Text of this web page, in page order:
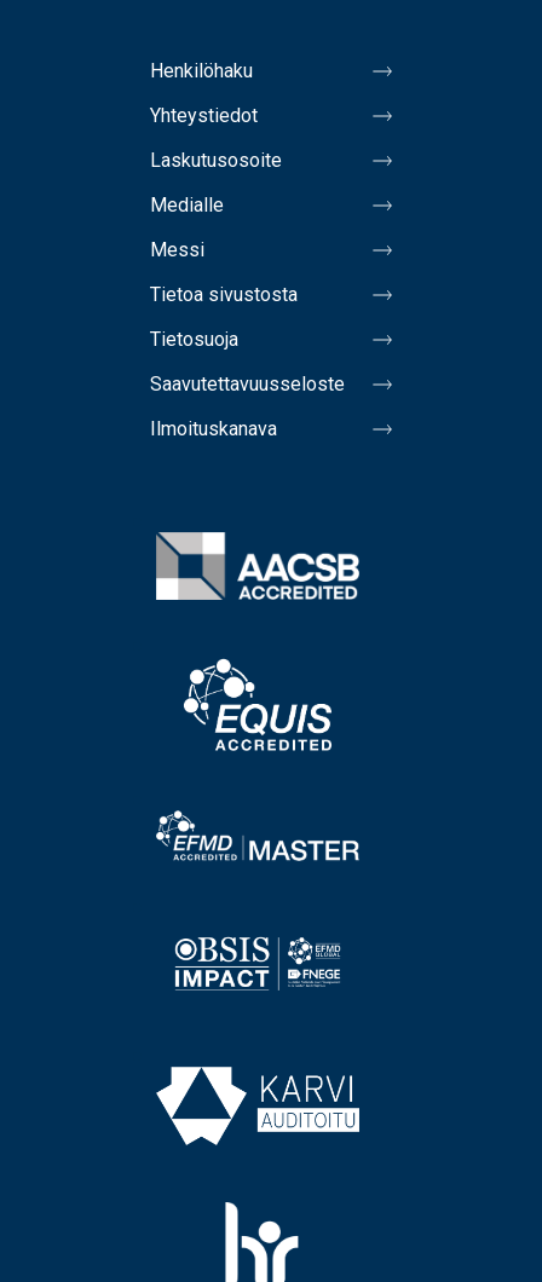
Henkilöhaku
Yhteystiedot
Laskutusosoite
Medialle
Messi
Tietoa sivustosta
Tietosuoja
Saavutettavuusseloste
Ilmoituskanava
Image
Image
Image
Image
Image
Image